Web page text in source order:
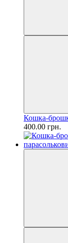
Кошка-
400.00 грн.